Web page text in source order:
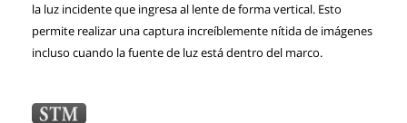
la luz incidente que ingresa al lente de forma vertical. Esto
permite realizar una captura increíblemente nítida de imágenes
incluso cuando la fuente de luz está dentro del marco.